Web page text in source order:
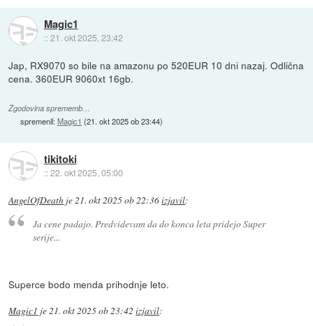
Magic1
::21. okt 2025, 23:42
Jap, RX9070 so bile na amazonu po 520EUR 10 dni nazaj. Odlična
cena. 360EUR 9060xt 16gb.
Zgodovina sprememb…
spremenil:Magic1 (21. okt 2025 ob 23:44)
tikitoki
::22. okt 2025, 05:00
AngelOfDeath je21. okt 2025 ob 22:36izjavil:
Ja cene padajo. Predvidevam da do konca leta pridejo Super
serije...
Superce bodo menda prihodnje leto.
Magic1 je21. okt 2025 ob 23:42 izjavil: